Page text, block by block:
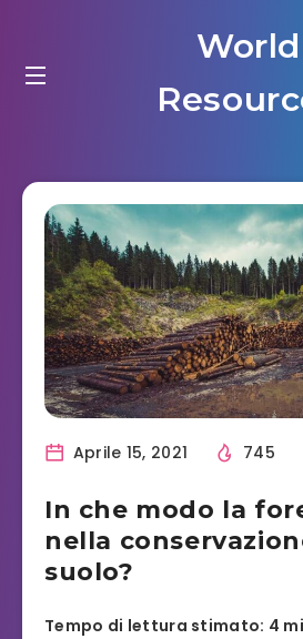
World
Aprile 15, 2021 745
In che modo la
nella
suolo?
Tempo di lettura stimato: 4